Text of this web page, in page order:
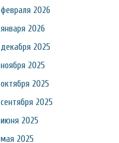
февраля 2026
января 2026
декабря 2025
ноября 2025
октября 2025
сентября 2025
июня 2025
мая 2025